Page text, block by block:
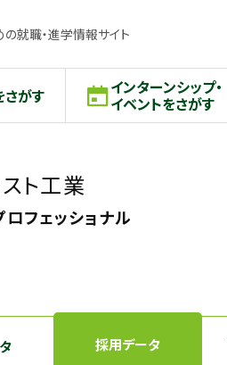
就職・進学情報サイト
がす インターンシップ・
イベントをさがす
ト工業
フェッショナル
採用データ